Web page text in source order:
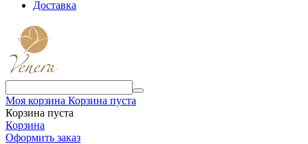
Доставка
Моя корзина Корзина пуста
Корзина пуста
Корзина
Оформить заказ